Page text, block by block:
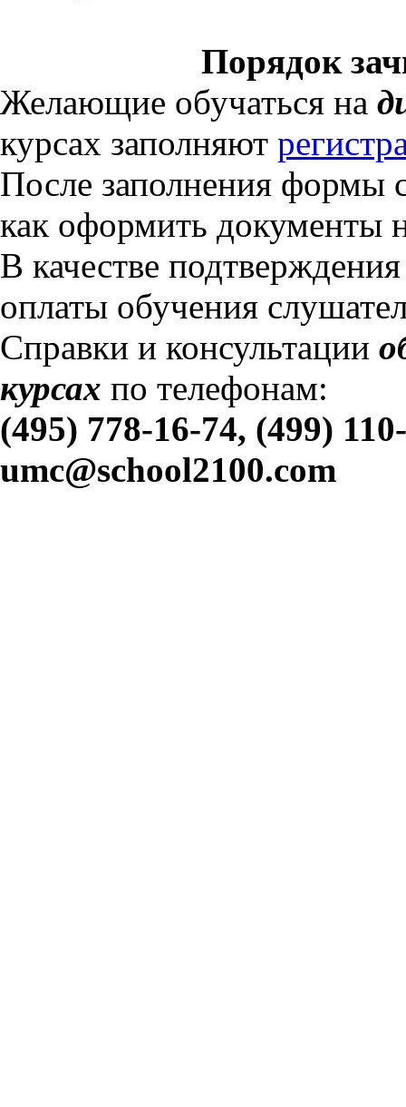
Порядок
Желающие обучаться на
курсах заполняют
После заполнения формы
как оформить документы
В качестве
оплаты обучения
Справки и консультации
курсах по телефонам:
(495) 778-16-74, (499)
umc@school2100.com